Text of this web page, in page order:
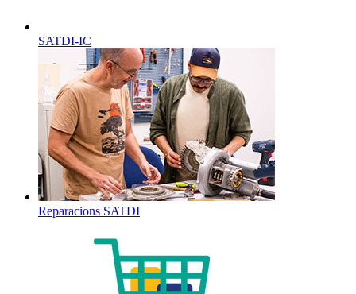
SATDI-IC
Reparacions SATDI